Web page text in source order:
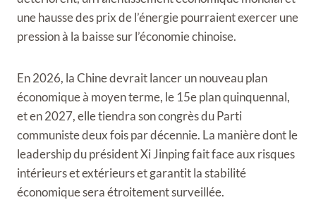
une hausse des prix de l’énergie pourraient exercer une
pression à la baisse sur l’économie chinoise.
En 2026, la Chine devrait lancer un nouveau plan
économique à moyen terme, le 15e plan quinquennal,
et en 2027, elle tiendra son congrès du Parti
communiste deux fois par décennie. La manière dont le
leadership du président Xi Jinping fait face aux risques
intérieurs et extérieurs et garantit la stabilité
économique sera étroitement surveillée.